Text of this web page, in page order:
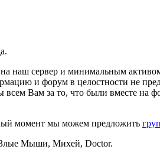
наш сервер и минимальным
и форум в целостности не
Вам за то, что были вместе на
момент мы можем предложить
Мыши, Михей, Doctor.